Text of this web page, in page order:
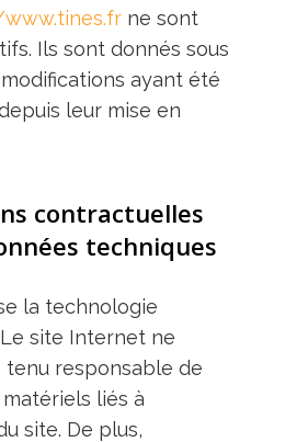
ne sont
Ils sont donnés sous
ayant été
leur mise en
contractuelles
techniques
la technologie
site Internet ne
responsable de
liés à
site. De plus,